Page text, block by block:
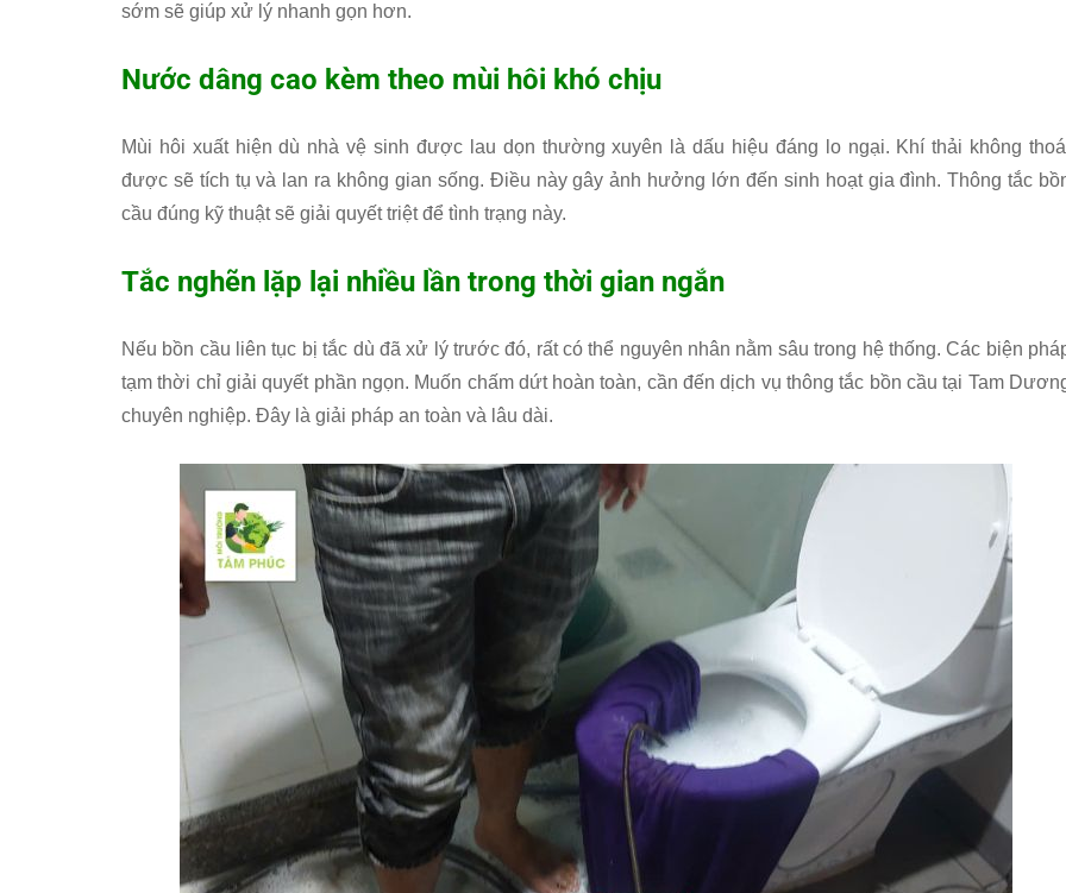
sớm sẽ giúp xử lý nhanh gọn hơn.
Nước dâng cao kèm theo mùi hôi khó chịu
Mùi hôi xuất hiện dù nhà vệ sinh được lau dọn thường xuyên là dấu hiệu đáng lo ngại. Khí thải không
được sẽ tích tụ và lan ra không gian sống. Điều này gây ảnh hưởng lớn đến sinh hoạt gia đình. Thông tắc
cầu đúng kỹ thuật sẽ giải quyết triệt để tình trạng này.
Tắc nghẽn lặp lại nhiều lần trong thời gian ngắn
Nếu bồn cầu liên tục bị tắc dù đã xử lý trước đó, rất có thể nguyên nhân nằm sâu trong hệ thống. Các biện
tạm thời chỉ giải quyết phần ngọn. Muốn chấm dứt hoàn toàn, cần đến dịch vụ thông tắc bồn cầu tại Tam
chuyên nghiệp. Đây là giải pháp an toàn và lâu dài.